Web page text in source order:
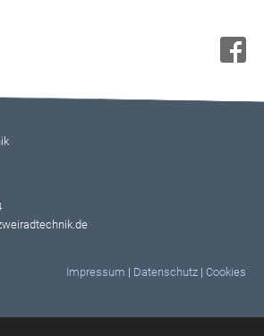
Impressum | Datenschutz | Cookies